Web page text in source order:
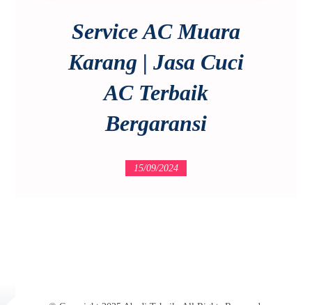
Service AC Muara
Karang | Jasa Cuci
AC Terbaik
Bergaransi
15/09/2024